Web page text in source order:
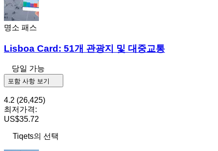
명소 패스
Lisboa Card: 51개 관광지 및 대중교통
당일 가능
포함 사항 보기
4.2 (26,425)
최저가격:
US$35.72
Tiqets의 선택